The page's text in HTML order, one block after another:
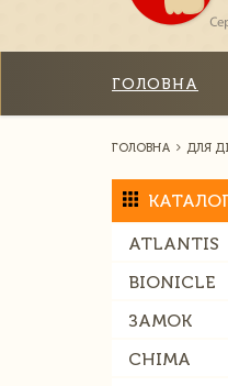
ГОЛОВНА
ГОЛОВНА ДЛЯ
ATLANTIS
BIONICLE
ЗАМОК
CHIMA